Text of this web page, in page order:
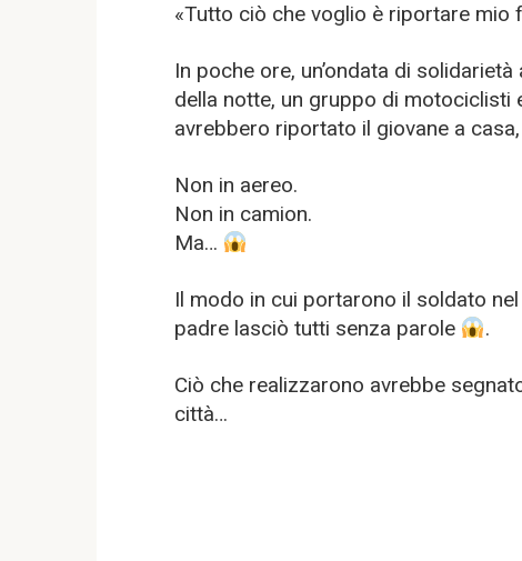
«Tutto ciò che voglio è riportare mio
In poche ore, un’ondata di
della notte, un gruppo di motociclisti
avrebbero riportato il giovane a
Non in aereo.
Non in camion.
Ma…
Il modo in cui portarono il soldato
padre lasciò tutti senza parole
.
Ciò che realizzarono avrebbe
città…